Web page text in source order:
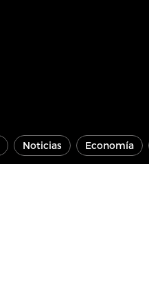
Noticias Economía